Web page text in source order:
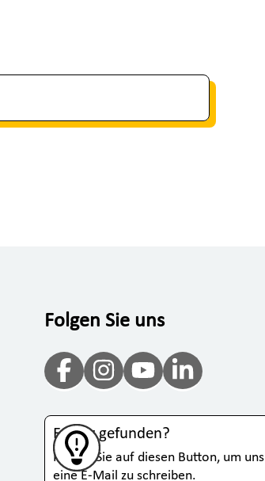
Folgen Sie uns
Fehler gefunden?
Klicken Sie auf diesen Button, um uns
eine E-Mail zu schreiben.